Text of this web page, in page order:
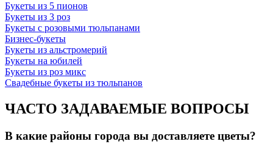
Букеты из 5 пионов
Букеты из 3 роз
Букеты с розовыми тюльпанами
Бизнес-букеты
Букеты из альстромерий
Букеты на юбилей
Букеты из роз микс
Свадебные букеты из тюльпанов
ЧАСТО ЗАДАВАЕМЫЕ ВОПРОСЫ
В какие районы города вы доставляете цветы?